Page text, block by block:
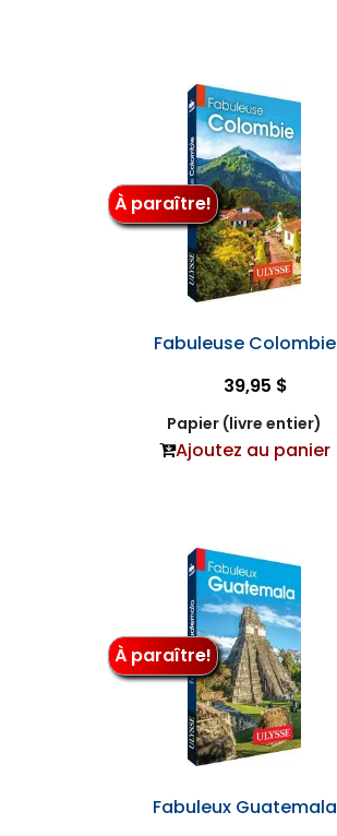
À paraître!
Fabuleuse Colombie
39,95 $
Papier (livre entier)
Ajoutez au panier
À paraître!
Fabuleux Guatemala